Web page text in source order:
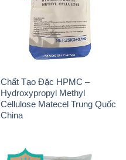
Chất Tạo Đặc HPMC –
Hydroxypropyl Methyl
Cellulose Matecel Trung Quốc
China